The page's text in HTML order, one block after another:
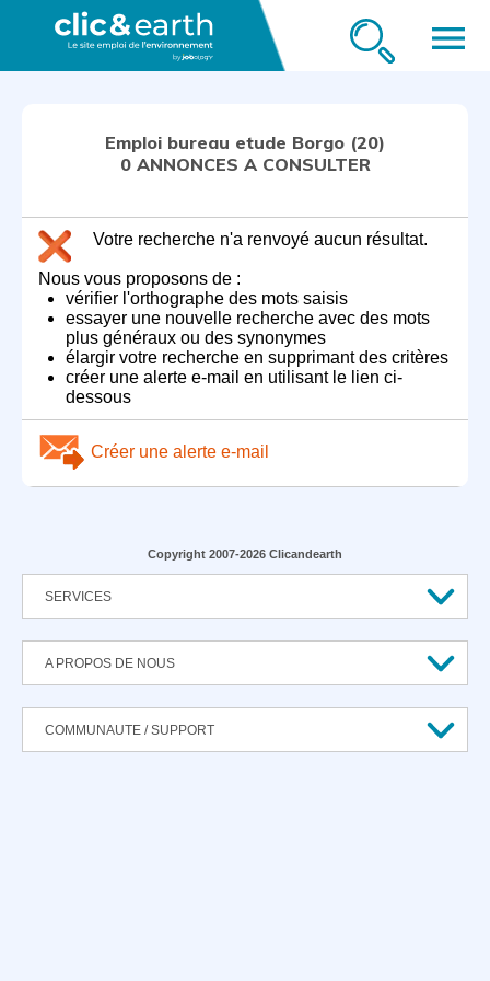
menu
Emploi bureau etude Borgo (20)
0 ANNONCES A CONSULTER
Votre recherche n'a renvoyé aucun résultat.
Nous vous proposons de :
vérifier l'orthographe des mots saisis
essayer une nouvelle recherche avec des mots
plus généraux ou des synonymes
élargir votre recherche en supprimant des critères
créer une alerte e-mail en utilisant le lien ci-
dessous
Créer une alerte e-mail
Copyright 2007-2026 Clicandearth
SERVICES
A PROPOS DE NOUS
COMMUNAUTE / SUPPORT